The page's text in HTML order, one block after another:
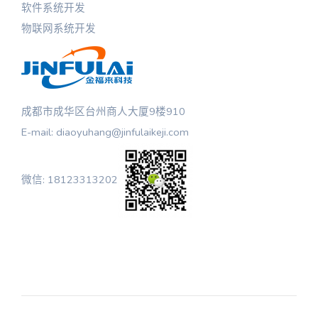
软件系统开发
物联网系统开发
成都市成华区台州商人大厦9楼910
E-mail: diaoyuhang@jinfulaikeji.com
微信: 18123313202